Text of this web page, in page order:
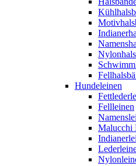
Hundeleinen
Fellleinen
Malucchi